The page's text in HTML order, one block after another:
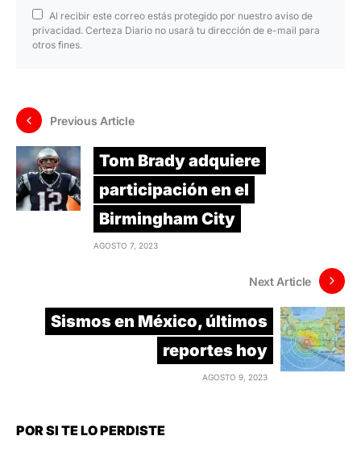
Al recibir este correo estás protegido por nuestro aviso de
privacidad. Certeza Diario no usará tu dirección de e-mail para
otros fines.
Previous Article
Tom Brady adquiere
participación en el
Birmingham City
AGOSTO 7, 2023
Next Article
Sismos en México, últimos
reportes hoy
AGOSTO 9, 2023
POR SI TE LO PERDISTE